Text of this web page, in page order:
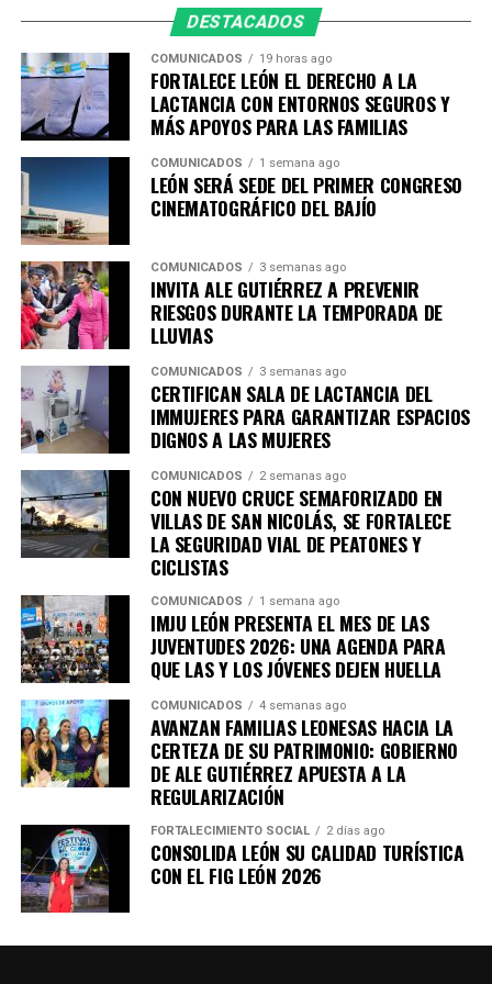
DESTACADOS
COMUNICADOS 19 horas ago
FORTALECE LEÓN EL DERECHO A LA
LACTANCIA CON ENTORNOS SEGUROS Y
MÁS APOYOS PARA LAS FAMILIAS
COMUNICADOS 1 semana ago
LEÓN SERÁ SEDE DEL PRIMER CONGRESO
CINEMATOGRÁFICO DEL BAJÍO
COMUNICADOS 3 semanas ago
INVITA ALE GUTIÉRREZ A PREVENIR
RIESGOS DURANTE LA TEMPORADA DE
LLUVIAS
COMUNICADOS 3 semanas ago
CERTIFICAN SALA DE LACTANCIA DEL
IMMUJERES PARA GARANTIZAR ESPACIOS
DIGNOS A LAS MUJERES
COMUNICADOS 2 semanas ago
CON NUEVO CRUCE SEMAFORIZADO EN
VILLAS DE SAN NICOLÁS, SE FORTALECE
LA SEGURIDAD VIAL DE PEATONES Y
CICLISTAS
COMUNICADOS 1 semana ago
IMJU LEÓN PRESENTA EL MES DE LAS
JUVENTUDES 2026: UNA AGENDA PARA
QUE LAS Y LOS JÓVENES DEJEN HUELLA
COMUNICADOS 4 semanas ago
AVANZAN FAMILIAS LEONESAS HACIA LA
CERTEZA DE SU PATRIMONIO: GOBIERNO
DE ALE GUTIÉRREZ APUESTA A LA
REGULARIZACIÓN
FORTALECIMIENTO SOCIAL 2 días ago
CONSOLIDA LEÓN SU CALIDAD TURÍSTICA
CON EL FIG LEÓN 2026